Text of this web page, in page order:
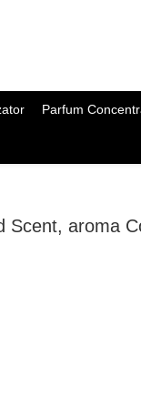
Parfum
Scent, aroma